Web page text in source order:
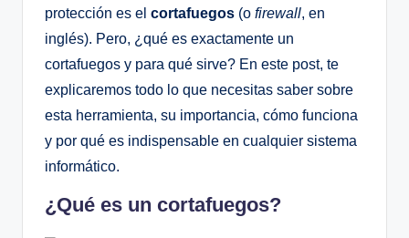
protección es el cortafuegos (o firewall, en
inglés). Pero, ¿qué es exactamente un
cortafuegos y para qué sirve? En este post, te
explicaremos todo lo que necesitas saber sobre
esta herramienta, su importancia, cómo funciona
y por qué es indispensable en cualquier sistema
informático.
¿Qué es un cortafuegos?